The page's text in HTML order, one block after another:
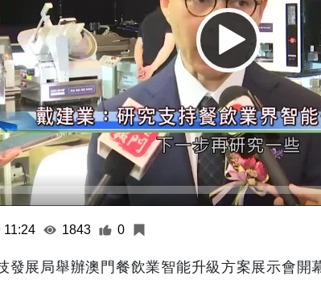
11:24 1843 0
發展局舉辦澳門餐飲業智能升級方案展示會開